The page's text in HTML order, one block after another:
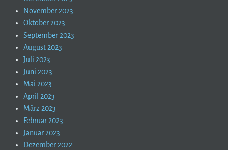
November 2023
Oktober 2023
September 2023
August 2023
Juli 2023
Juni 2023
Mai 2023
April 2023
März 2023
Februar 2023
Januar 2023
Dezember 2022